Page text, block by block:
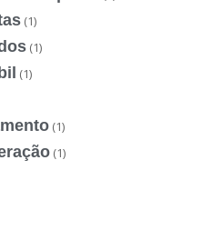
(1)
(1)
(1)
(1)
(1)